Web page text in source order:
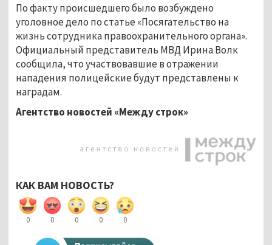
По факту происшедшего было возбуждено
уголовное дело по статье «Посягательство на
жизнь сотрудника правоохранительного органа».
Официальный представитель МВД Ирина Волк
сообщила, что участвовавшие в отражении
нападения полицейские будут представлены к
наградам.
Агентство новостей «Между строк»
КАК ВАМ НОВОСТЬ?
0 0 0 0 0